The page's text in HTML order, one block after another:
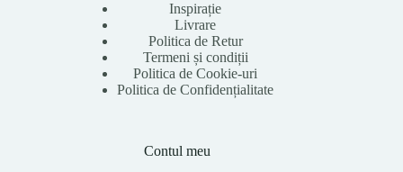
Inspirație
Livrare
Politica de Retur
Termeni și condiții
Politica de Cookie-uri
Politica de Confidențialitate
Contul meu